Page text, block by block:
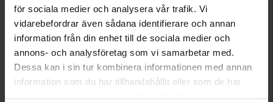
för sociala medier och analysera vår trafik. Vi
vidarebefordrar även sådana identifierare och annan
information från din enhet till de sociala medier och
annons- och analysföretag som vi samarbetar med.
Dessa kan i sin tur kombinera informationen med annan
information som du har tillhandahållit eller som de har
samlat in när du har använt deras tjänster.
Termoflaske Nissan 1,0L
High Mountain
1586
75 kr.
High Mountain
2566
59 kr.